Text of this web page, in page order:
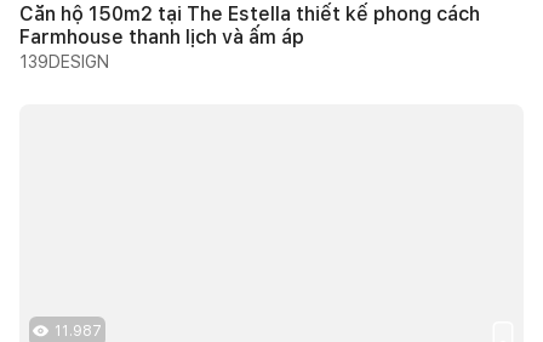
Căn hộ 150m2 tại The Estella thiết kế phong cách
Farmhouse thanh lịch và ấm áp
139DESIGN
11.987